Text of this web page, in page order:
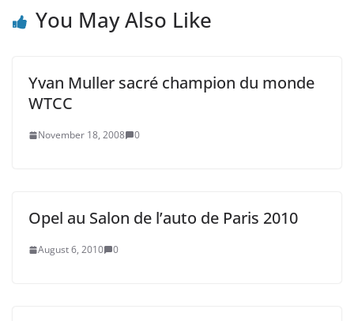
You May Also Like
Yvan Muller sacré champion du monde
WTCC
November 18, 2008 0
Opel au Salon de l’auto de Paris 2010
August 6, 2010 0